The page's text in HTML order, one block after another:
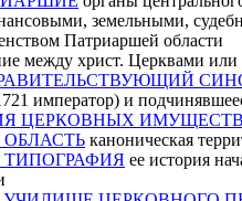
земельными,
Патриаршей области
между христ. Церквами
император) и
ЦЕРКОВНЫХ ИМУЩЕСТВ
каноническая
ее история